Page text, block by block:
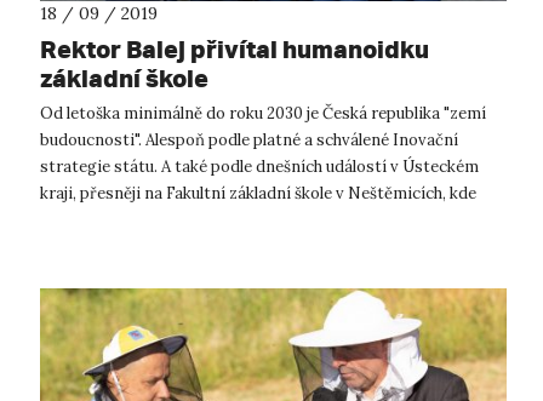
18 / 09 / 2019
Rektor Balej přivítal humanoidku
základní škole
Od letoška minimálně do roku 2030 je Česká republika "zemí
budoucnosti". Alespoň podle platné a schválené Inovační
strategie státu. A také podle dnešních událostí v Ústeckém
kraji, přesněji na Fakultní základní škole v Neštěmicích, kde